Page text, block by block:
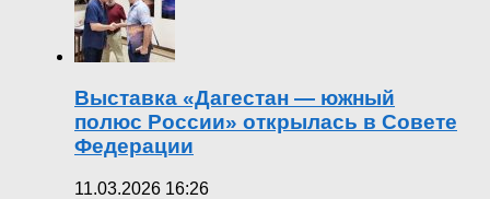
Выставка «Дагестан — южный
полюс России» открылась в Совете
Федерации
11.03.2026 16:26